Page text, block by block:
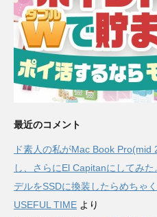
最近のコメント
ド素人の私がMac Book
し、さらにEl Capitanにしてみた
デルをSSDに換装したらめちゃ
USEFUL TIME より